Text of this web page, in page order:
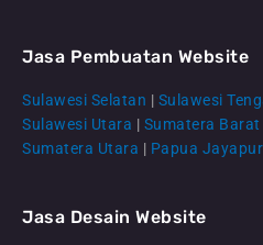
Jasa Pembuatan Website
Sulawesi Selatan | Sulawesi
Sulawesi Utara | Sumatera Barat
Sumatera Utara | Papua
Jasa Desain Website